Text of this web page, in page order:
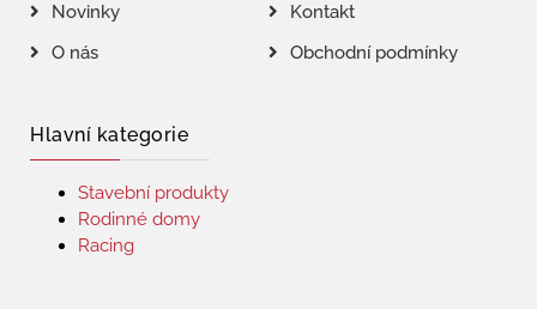
Novinky
Kontakt
O nás
Obchodní podmínky
Hlavní kategorie
Stavební produkty
Rodinné domy
Racing